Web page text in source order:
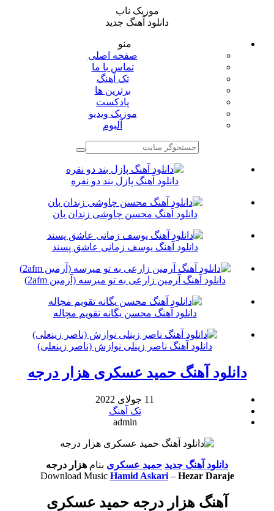
موزیک ناب
دانلود آهنگ جدید
منو
صفحه اصلی
تماس با ما
تک آهنگ
برترین ها
پادکست
موزیک ویدیو
آلبوم
دانلود آهنگ پازل بند دو نفره
دانلود آهنگ محسن چاوشی زندان بان
دانلود آهنگ یوسف زمانی عاشق پسند
دانلود آهنگ آرمین زارعی به تو میرسه (آرمین 2afm)
دانلود آهنگ محسن یگانه تقویم مچاله
دانلود آهنگ ناصر زینلی نوازش (ناصر زینعلی)
دانلود آهنگ حمید عسکری هزار درجه
11 جولای 2022
تک آهنگ
admin
دانلود آهنگ جدید حمید عسکری بنام هزار درجه
Download Music Hamid Askari– Hezar Daraje
آهنگ هزار درجه حمید عسکری